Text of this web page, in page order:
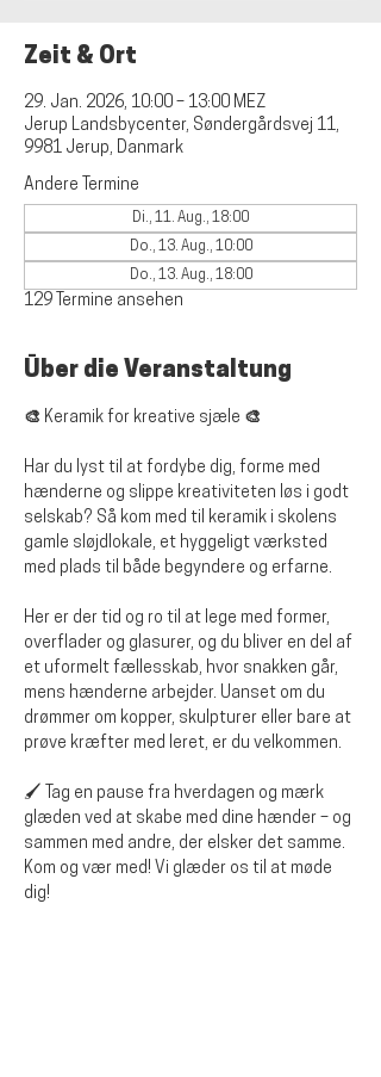
Zeit & Ort
29. Jan. 2026, 10:00 – 13:00 MEZ
Jerup Landsbycenter, Søndergårdsvej 11,
9981 Jerup, Danmark
Andere Termine
Di., 11. Aug., 18:00
Do., 13. Aug., 10:00
Do., 13. Aug., 18:00
129 Termine ansehen
Über die Veranstaltung
🎨 Keramik for kreative sjæle 🎨
Har du lyst til at fordybe dig, forme med
hænderne og slippe kreativiteten løs i godt
selskab? Så kom med til keramik i skolens
gamle sløjdlokale, et hyggeligt værksted
med plads til både begyndere og erfarne.
Her er der tid og ro til at lege med former,
overflader og glasurer, og du bliver en del af
et uformelt fællesskab, hvor snakken går,
mens hænderne arbejder. Uanset om du
drømmer om kopper, skulpturer eller bare at
prøve kræfter med leret, er du velkommen.
🖌️ Tag en pause fra hverdagen og mærk
glæden ved at skabe med dine hænder – og
sammen med andre, der elsker det samme.
Kom og vær med! Vi glæder os til at møde
dig!